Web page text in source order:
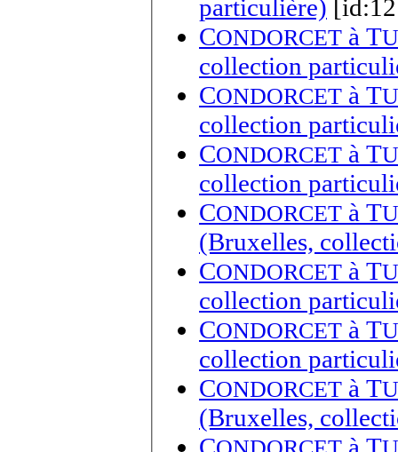
particulière)
CONDORCET à T
collection
CONDORCET à T
collection
CONDORCET à T
collection
CONDORCET à T
(Bruxelles,
CONDORCET à T
collection
CONDORCET à T
collection
CONDORCET à T
(Bruxelles,